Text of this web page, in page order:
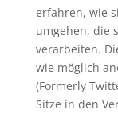
erfahren, wie
umgehen, die
verarbeiten.
wie möglich
(Formerly
Sitze in den